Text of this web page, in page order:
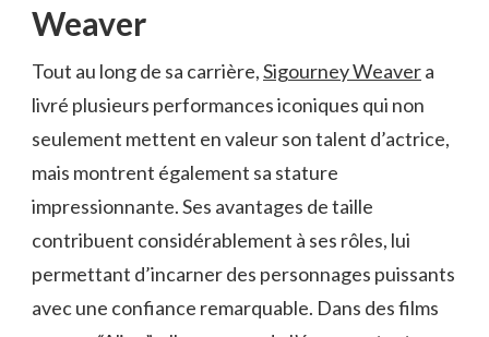
Weaver
Tout au long de sa carrière,Sigourney Weavera
livré plusieurs performances iconiques qui non
seulement mettent en valeur son talent d’actrice,
mais montrent également sa stature
impressionnante. Ses avantages de taille
contribuent considérablement à ses rôles, lui
permettant d’incarner des personnages puissants
avec une confiance remarquable. Dans des films